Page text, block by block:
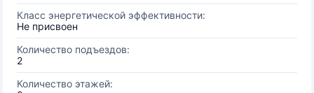
Класс энергетической эффективности:
Не присвоен
Количество подъездов:
2
Количество этажей: